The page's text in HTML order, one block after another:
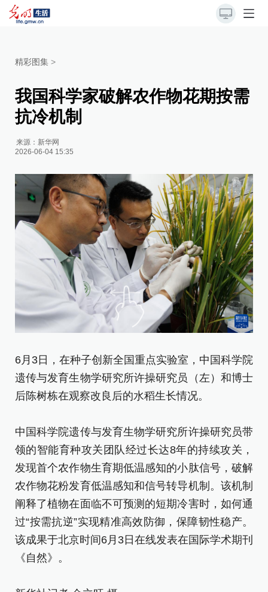
精彩图集 >
我国科学家破解农作物花期按需
抗冷机制
来源： 新华网
2026-06-04 15:35
6月3日，在种子创新全国重点实验室，中国科学院
遗传与发育生物学研究所许操研究员（左）和博士
后陈树栋在观察改良后的水稻生长情况。
中国科学院遗传与发育生物学研究所许操研究员带
领的智能育种攻关团队经过长达8年的持续攻关，
发现首个农作物生育期低温感知的小肽信号，破解
农作物花粉发育低温感知和信号转导机制。该机制
阐释了植物在面临不可预测的短期冷害时，如何通
过“按需抗逆”实现精准高效防御，保障韧性稳产。
该成果于北京时间6月3日在线发表在国际学术期刊
《自然》。